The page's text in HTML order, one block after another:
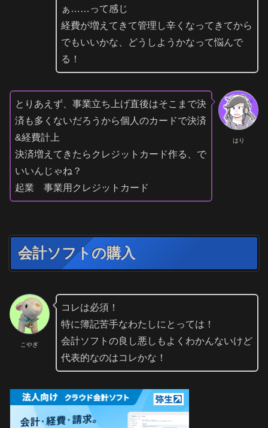
ぁ……って感じ
経費が増えてきて管理し辛くなってきてから
でもいいかな、どうしようかなって悩んで
る！
はり
とりあえず、事業立ち上げ直後はそこまで決
済も多くないだろうから個人のカードで決済
&経費計上
決済増えてきたらクレジットカード作る、で
いいんじゃね？
起業 事業用クレジットカード
会計ソフトの購入
こやぎ
コレは必須！
特に簿記苦手なわたしにとっては！
会計ソフトの良し悪しもよくわかんないけど
代表的なのはコレかな！